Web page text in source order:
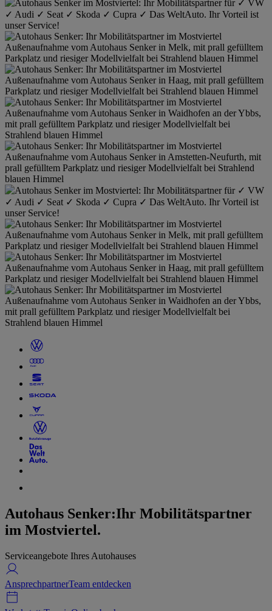
Autohaus Senker:Ihr Mobilitätspartner
im Mostviertel.
Serviceangebote Ihres Autohauses
AnsprechpartnerTeam entdecken